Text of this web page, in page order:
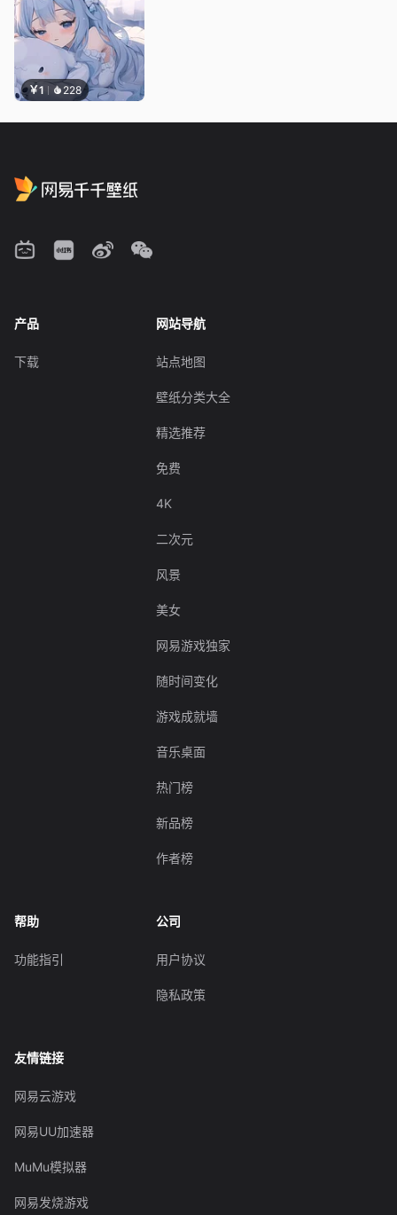
￥1 228
产品
下载
网站导航
站点地图
壁纸分类大全
精选推荐
免费
4K
二次元
风景
美女
网易游戏独家
随时间变化
游戏成就墙
音乐桌面
热门榜
新品榜
作者榜
帮助
功能指引
公司
用户协议
隐私政策
友情链接
网易云游戏
网易UU加速器
MuMu模拟器
网易发烧游戏